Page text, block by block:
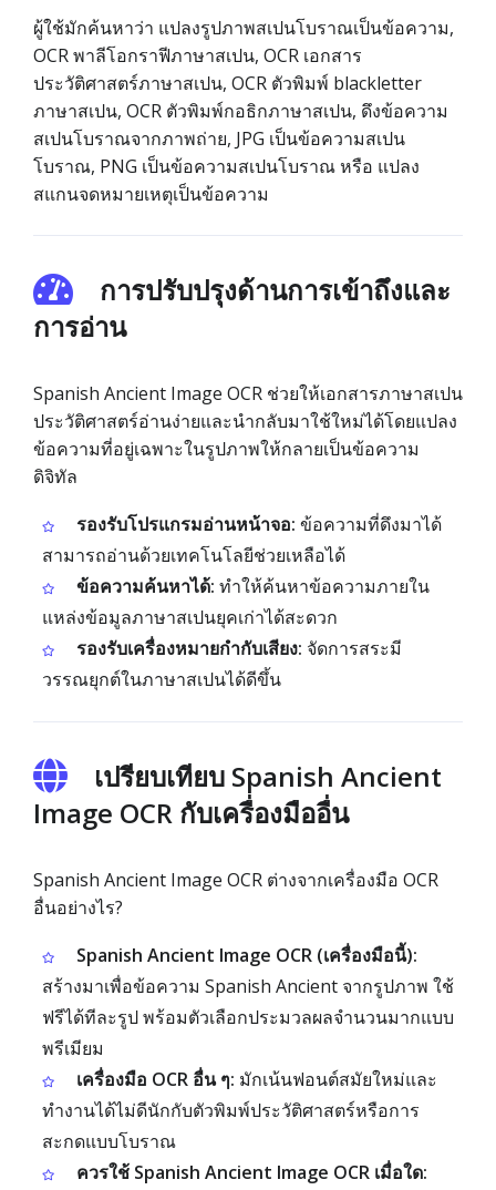
ผู้ใช้มักค้นหาว่า แปลงรูปภาพสเปนโบราณเป็นข้อความ,
OCR พาลีโอกราฟีภาษาสเปน, OCR เอกสาร
ประวัติศาสตร์ภาษาสเปน, OCR ตัวพิมพ์ blackletter
ภาษาสเปน, OCR ตัวพิมพ์กอธิกภาษาสเปน, ดึงข้อความ
สเปนโบราณจากภาพถ่าย, JPG เป็นข้อความสเปน
โบราณ, PNG เป็นข้อความสเปนโบราณ หรือ แปลง
สแกนจดหมายเหตุเป็นข้อความ
การปรับปรุงด้านการเข้าถึงและ
การอ่าน
Spanish Ancient Image OCR ช่วยให้เอกสารภาษาสเปน
ประวัติศาสตร์อ่านง่ายและนำกลับมาใช้ใหม่ได้โดยแปลง
ข้อความที่อยู่เฉพาะในรูปภาพให้กลายเป็นข้อความ
ดิจิทัล
รองรับโปรแกรมอ่านหน้าจอ: ข้อความที่ดึงมาได้
สามารถอ่านด้วยเทคโนโลยีช่วยเหลือได้
ข้อความค้นหาได้: ทำให้ค้นหาข้อความภายใน
แหล่งข้อมูลภาษาสเปนยุคเก่าได้สะดวก
รองรับเครื่องหมายกำกับเสียง: จัดการสระมี
วรรณยุกต์ในภาษาสเปนได้ดีขึ้น
เปรียบเทียบ Spanish Ancient
Image OCR กับเครื่องมืออื่น
Spanish Ancient Image OCR ต่างจากเครื่องมือ OCR
อื่นอย่างไร?
Spanish Ancient Image OCR (เครื่องมือนี้):
สร้างมาเพื่อข้อความ Spanish Ancient จากรูปภาพ ใช้
ฟรีได้ทีละรูป พร้อมตัวเลือกประมวลผลจำนวนมากแบบ
พรีเมียม
เครื่องมือ OCR อื่น ๆ: มักเน้นฟอนต์สมัยใหม่และ
ทำงานได้ไม่ดีนักกับตัวพิมพ์ประวัติศาสตร์หรือการ
สะกดแบบโบราณ
ควรใช้ Spanish Ancient Image OCR เมื่อใด: